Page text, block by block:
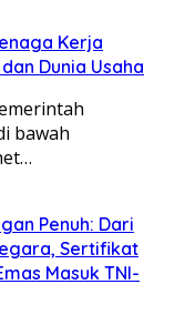
Kerja
Dunia Usaha
bawah
Penuh: Dari
Sertifikat
Masuk TNI-